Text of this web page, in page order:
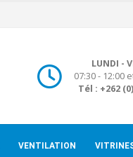
LUNDI -
07:30 - 12:00
Tél : +262
VENTILATION